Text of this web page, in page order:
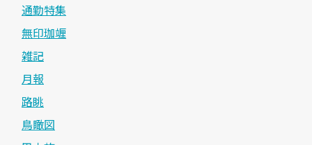
通勤特集
無印珈竰
雑記
月報
路眺
鳥瞰図